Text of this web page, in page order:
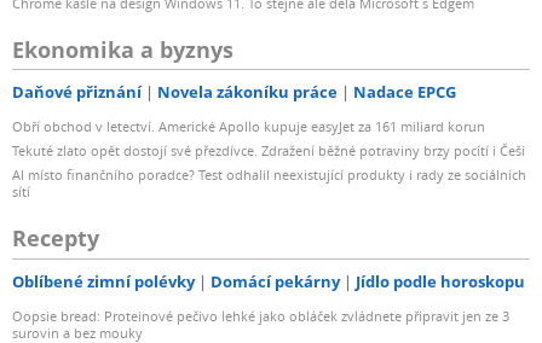
Ekonomika a byznys
Daňové přiznání Novela zákoníku práce Nadace EPCG
Obří obchod v letectví. Americké Apollo kupuje easyJet za 161 miliard korun
Tekuté zlato opět dostojí své přezdívce. Zdražení běžné potraviny brzy pocítí i Češi
AI místo finančního poradce? Test odhalil neexistující produkty i rady ze sociálních
sítí
Recepty
Oblíbené zimní polévky Domácí pekárny Jídlo podle horoskopu
Oopsie bread: Proteinové pečivo lehké jako obláček zvládnete připravit jen ze 3
surovin a bez mouky